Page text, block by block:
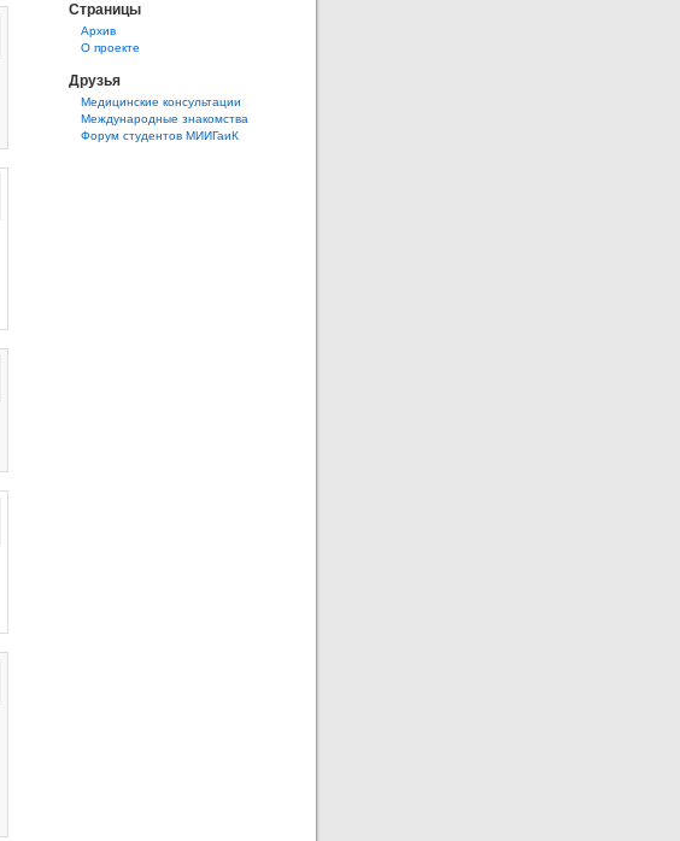
Страницы
Aрхив
О проекте
Друзья
Медицинские консультации
Международные знакомства
Форум студентов МИИГаиК